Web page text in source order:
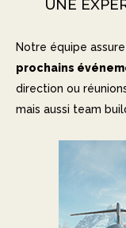
UNE
Notre équipe assure
prochains
direction ou
mais aussi team